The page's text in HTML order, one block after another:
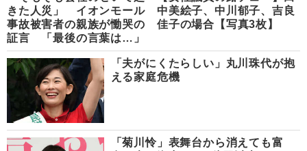
きた人災」 イオンモール
事故被害者の親族が慟哭の
証言 「最後の言葉は…」
中美絵子、中川郁子、吉良
佳子の場合【写真3枚】
「夫がにくたらしい」丸川珠代が抱
える家庭危機
「菊川怜」表舞台から消えても富